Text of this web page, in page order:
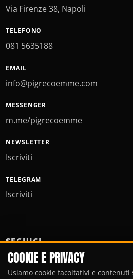
Via Firenze 38, Napoli
TELEFONO
081 5635188
EMAIL
info@pigrecoemme.com
MESSENGER
m.me/pigrecoemme
NEWSLETTER
Iscriviti
TELEGRAM
Iscriviti
SEGUICI
COOKIE E PRIVACY
Usiamo cookie facoltativi e contenuti